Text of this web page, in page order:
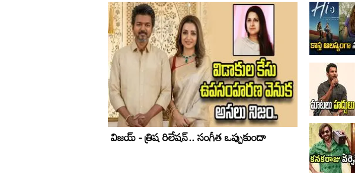
విజయ్ - త్రిష రిలేషన్.. సంగీత ఒప్పుకుందా